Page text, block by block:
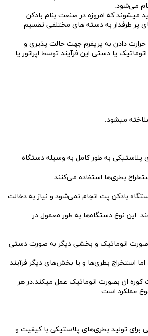
می‌شود.
میشوند که امروزه در صنعت بنام بادکن
پر طرفدار به دسته های مختلفی تقسیم
دادن به پریفرم جهت حالت پذیری و
یا دستی این فرآیند توسط اپراتور یا
میشود.
پلاستیکی به طور کامل به وسیله دستگاه
بطری‌ها استفاده می‌کنند.
بادکن پت انجام نمی‌شود و نیاز به دخالت
این نوع دستگاه‌ها به طور معمول در
صورت اتوماتیک و بخشی دیگر به صورت دستی
استخراج بطری‌ها و یا بخش‌های دیگر فرآیند
مابین 2 دستگاه دیگر است و قسمت کوره ان بصورت اتوماتیک عمل میکند.در هر
عملکرد است.
برای تولید بطری‌های پلاستیکی با کیفیت و